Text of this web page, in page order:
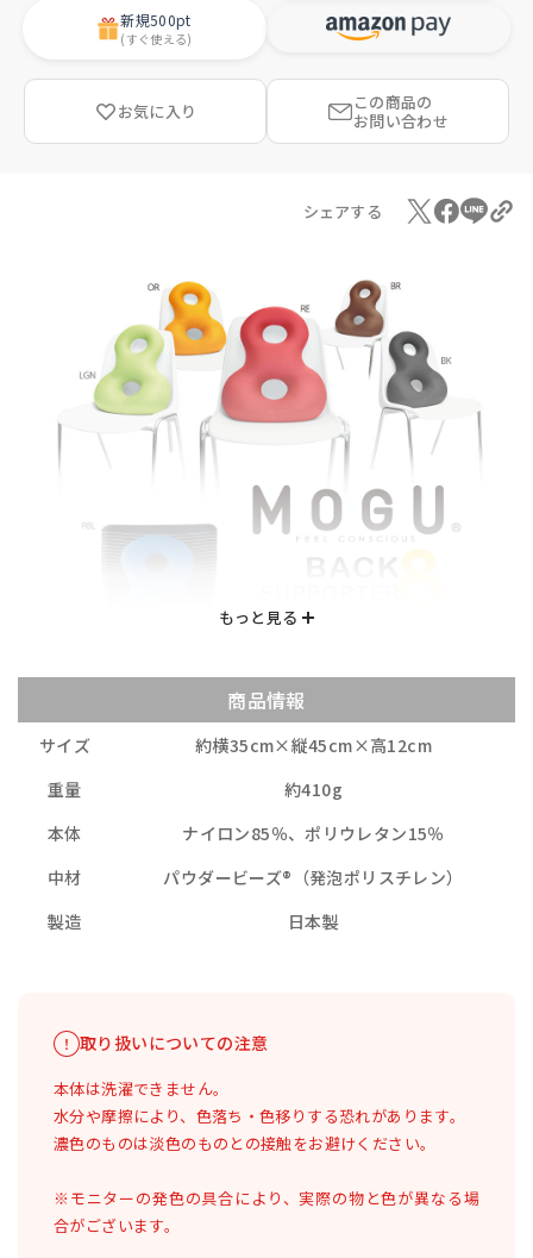
新規500pt
(すぐ使える)
お気に入り
この商品の
お問い合わせ
シェアする
商品情報
サイズ
約横35cm×縦45cm×高12cm
重量
約410g
本体
ナイロン85％、ポリウレタン15％
中材
パウダービーズ®（発泡ポリスチレン）
製造
日本製
取り扱いについての注意
本体は洗濯できません。
水分や摩擦により、色落ち・色移りする恐れがあります。
濃色のものは淡色のものとの接触をお避けください。
※モニターの発色の具合により、実際の物と色が異なる場
合がございます。